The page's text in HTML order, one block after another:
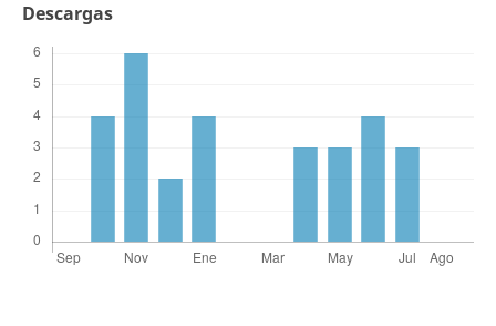
Descargas